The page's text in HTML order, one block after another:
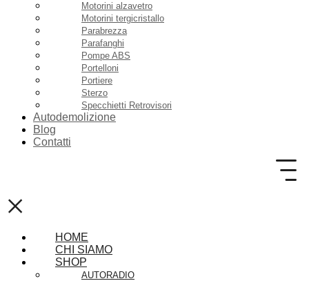
Motorini alzavetro
Motorini tergicristallo
Parabrezza
Parafanghi
Pompe ABS
Portelloni
Portiere
Sterzo
Specchietti Retrovisori
Autodemolizione
Blog
Contatti
×
HOME
CHI SIAMO
SHOP
AUTORADIO